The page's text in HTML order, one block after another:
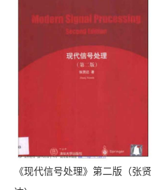
Experience（Mark Reed）
《现代信号处理》第二版（张贤